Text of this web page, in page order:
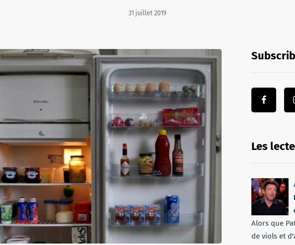
31 juillet 2019
Les
Alors que
de viols et